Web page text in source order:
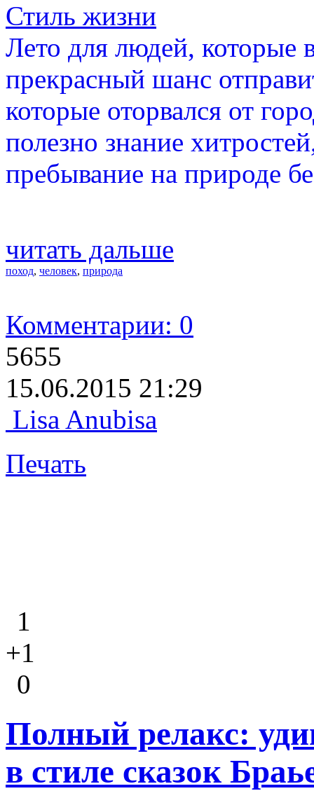
Стиль жизни
Лето для людей, которые
прекрасный шанс
которые оторвался от
полезно знание
пребывание на природе
читать дальше
поход, человек, природа
Комментарии: 0
5655
15.06.2015 21:29
Lisa Anubisa
Печать
1
+1
0
Полный релакс:
в стиле сказок